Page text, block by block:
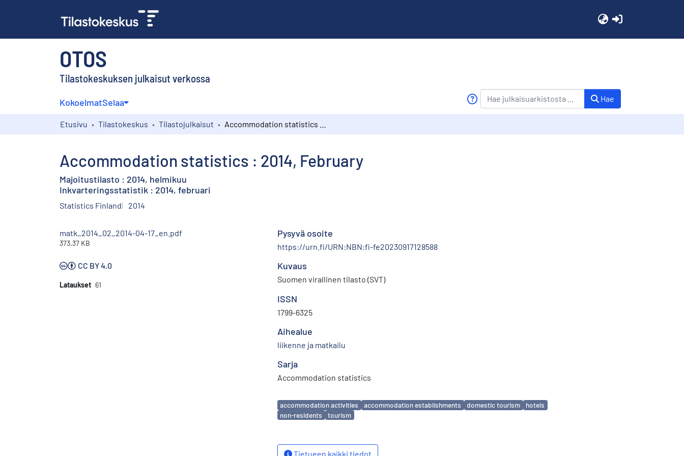
OTOS
Tilastokeskuksen julkaisut verkossa
KokoelmatSelaa Hae
Etusivu Tilastokeskus Tilastojulkaisut
Accommodation statistics : 2014, February
Majoitustilasto : 2014, helmikuu
Inkvarteringsstatistik : 2014, februari
Statistics Finland 2014
matk_2014_02_2014-04-17_en.pdf
373.37 KB
CC BY 4.0
Lataukset 61
Pysyvä osoite
https://urn.fi/URN:NBN:fi-fe20230917128588
Kuvaus
Suomen virallinen tilasto (SVT)
ISSN
1799-6325
Aihealue
liikenne ja matkailu
Sarja
Accommodation statistics
Avainsanat
accommodation activities accommodation establishments domestic tourism
hotels
non-residents
tourism
Tietueen kaikki tiedot